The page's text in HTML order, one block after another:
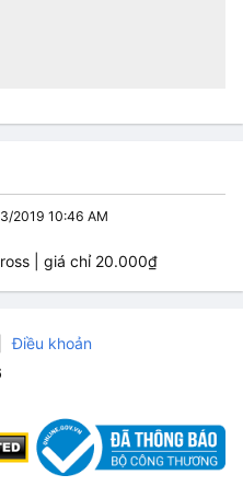
2019 10:46 AM
| giá chỉ 20.000₫
Điều khoản